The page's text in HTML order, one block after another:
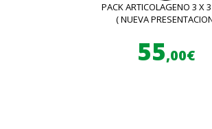
PACK ARTICOLAGENO 3 X
( NUEVA
55,00€